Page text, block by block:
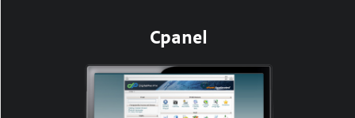
Cpanel